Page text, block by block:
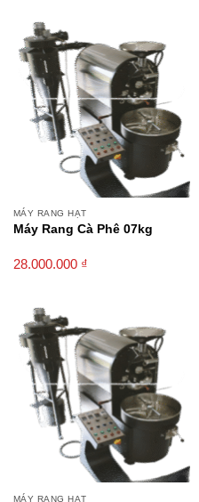
MÁY RANG HẠT
Máy Rang Cà Phê 07kg
28.000.000 ₫
MÁY RANG HẠT